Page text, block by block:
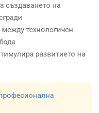
създаването на
технологичен
развитието на